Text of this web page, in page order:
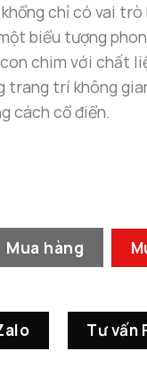
chỉ có vai
biểu tượng
chim với chất
trang trí không
cách cổ điển.
Cao Cấp Phong
Mua hàng
Tư vấn